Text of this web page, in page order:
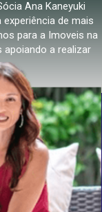
ENVIAR
para
apolítica de
Ana Kaneyuki
experiência de mais
para a Imoveis na
apoiando a realizar